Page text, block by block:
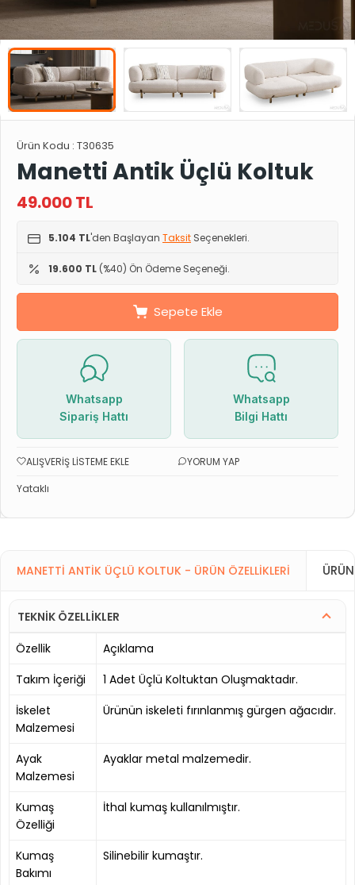
Ürün Kodu : T30635
Manetti Antik Üçlü Koltuk
49.000TL
5.104 TL'den Başlayan Taksit Seçenekleri.
19.600 TL (%40) Ön Ödeme Seçeneği.
Sepete Ekle
Whatsapp
Sipariş Hattı
Whatsapp
Bilgi Hattı
ALIŞVERIŞ LISTEME EKLE
YORUM YAP
Yataklı
MANETTI ANTIK ÜÇLÜ KOLTUK - ÜRÜN ÖZELLIKLERI
TEKNİK ÖZELLİKLER
Özellik
Açıklama
Takım İçeriği
1 Adet Üçlü Koltuktan Oluşmaktadır.
İskelet
Malzemesi
Ürünün iskeleti fırınlanmış gürgen ağacıdır.
Ayak
Malzemesi
Ayaklar metal malzemedir.
Kumaş
Özelliği
İthal kumaş kullanılmıştır.
Kumaş
Bakımı
Silinebilir kumaştır.